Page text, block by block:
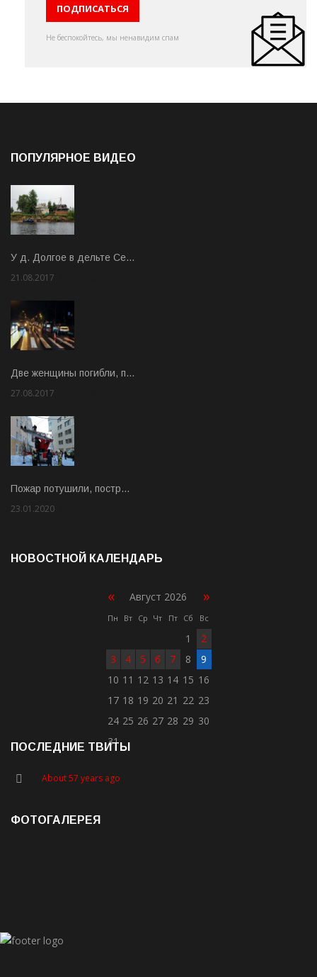
Не беспокойтесь, мы ненавидим спам
ПОПУЛЯРНОЕ ВИДЕО
У д. Долгое в дельте Се…
21.08.2017
Две женщины погибли, п…
27.08.2017
Пожар потушили, постр…
23.01.2020
НОВОСТНОЙ КАЛЕНДАРЬ
« Август 2026 »
Пн Вт Ср Чт Пт Сб Вс
1
2
3
4 5 6 7 8
9
10 11 12 13 14 15 16
17 18 19 20 21 22 23
24 25 26 27 28 29 30
31
ПОСЛЕДНИЕ ТВИТЫ
About 57 years ago
ФОТОГАЛЕРЕЯ